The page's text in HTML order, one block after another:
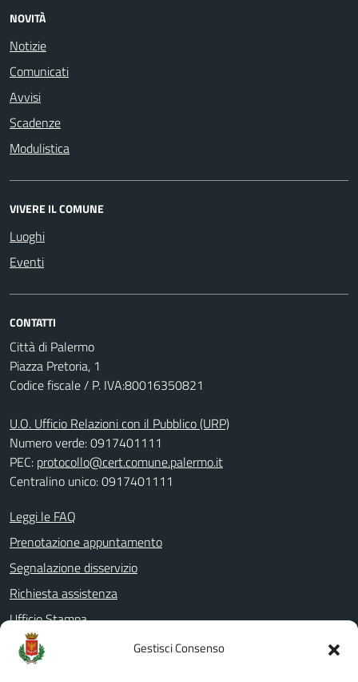
Gestisci Consenso
NOVITÀ
Notizie
Comunicati
Avvisi
Scadenze
Modulistica
VIVERE IL COMUNE
Luoghi
Eventi
CONTATTI
Città di Palermo
Piazza Pretoria, 1
Codice fiscale / P. IVA:80016350821
U.O. Ufficio Relazioni con il Pubblico (URP)
Numero verde: 0917401111
PEC: protocollo@cert.comune.palermo.it
Centralino unico: 0917401111
Leggi le FAQ
Prenotazione appuntamento
Segnalazione disservizio
Richiesta assistenza
Ufficio Stampa
Amministrazione Trasparente
Albo pretorio